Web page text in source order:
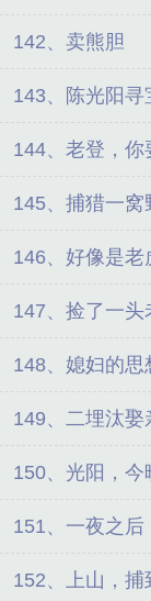
142、卖熊胆
143、陈光阳寻
144、老登，你
145、捕猎一
146、好像是老
147、捡了一头
148、媳妇的思
149、二埋汰娶
150、光阳，
151、一夜之后
152、上山，捕